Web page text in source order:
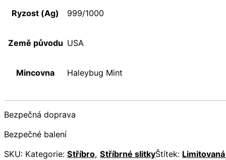
Ryzost (Ag) 999/1000
Země původu USA
Mincovna Haleybug Mint
Bezpečná doprava
Bezpečné balení
SKU: Kategorie: Stříbro, Stříbrné slitkyŠtítek: